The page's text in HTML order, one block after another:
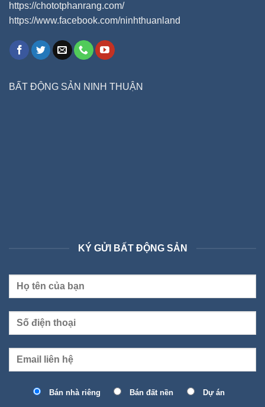
https://chototphanrang.com/
https://www.facebook.com/ninhthuanland
BẤT ĐỘNG SẢN NINH THUẬN
KÝ GỬI BẤT ĐỘNG SẢN
Bán nhà riêng Bán đất nền Dự án